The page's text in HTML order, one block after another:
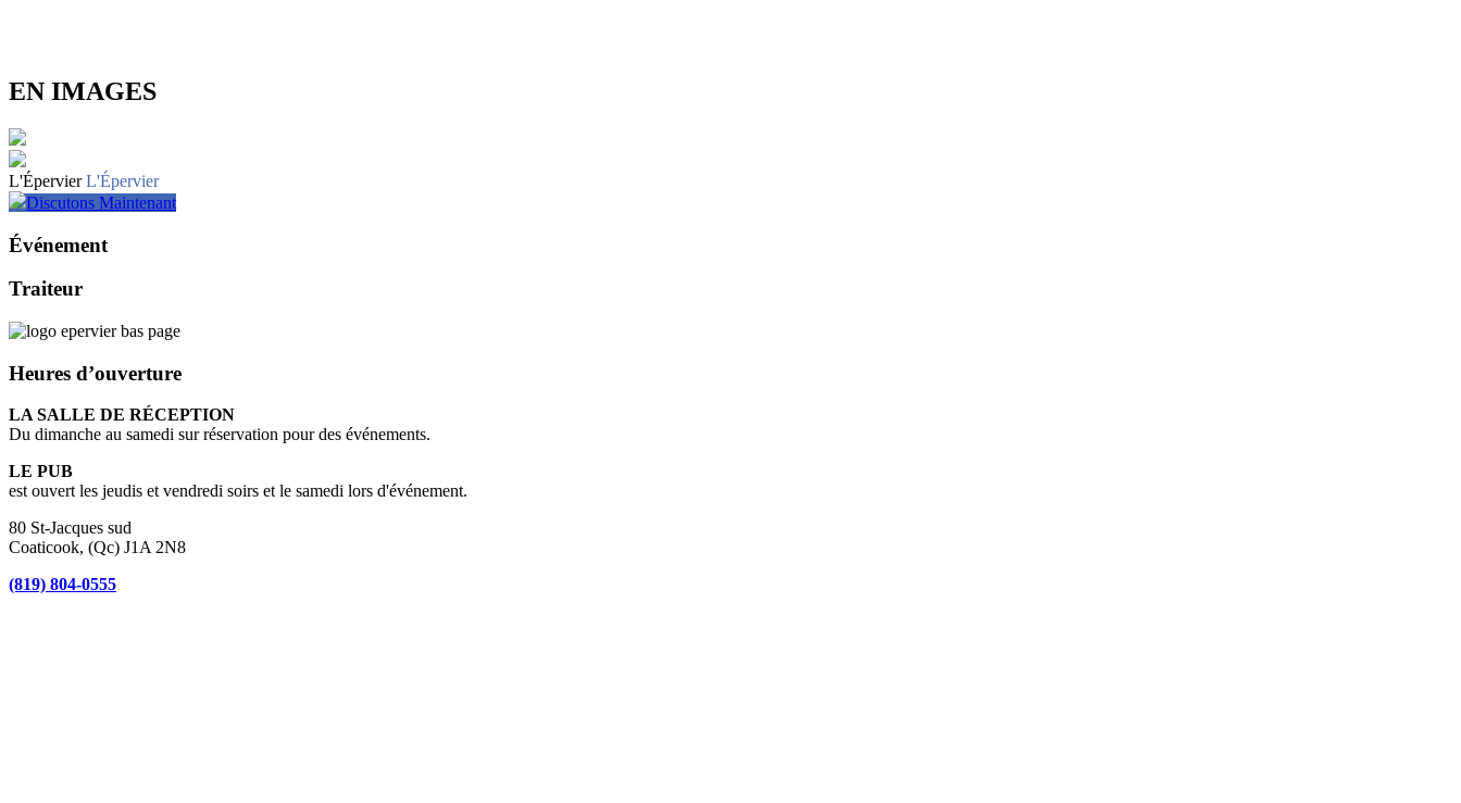
EN IMAGES
L'Épervier L'Épervier
Discutons Maintenant
Événement
Traiteur
Heures d’ouverture
LA SALLE DE RÉCEPTION
Du dimanche au samedi sur réservation pour des événements.
LE PUB
est ouvert les jeudis et vendredi soirs et le samedi lors d'événement.
80 St-Jacques sud
Coaticook, (Qc) J1A 2N8
(819) 804-0555